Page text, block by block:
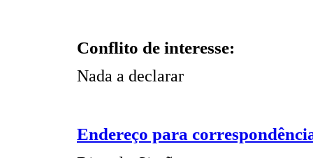
Conflito de interesse:
Nada a declarar
Endereço para